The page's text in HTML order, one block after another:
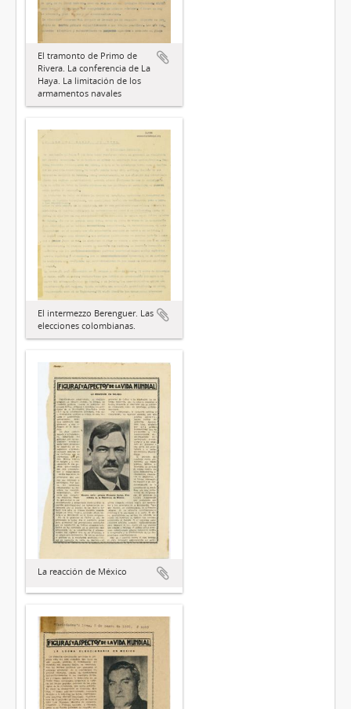
El tramonto de Primo de
Rivera. La conferencia de La
Haya. La limitación de los
armamentos navales
El intermezzo Berenguer. Las
elecciones colombianas.
La reacción de México